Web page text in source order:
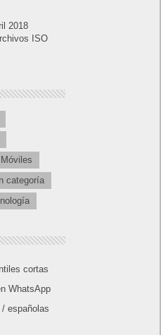
2018
ISO
Móviles
categoría
cortas
WhatsApp
españolas